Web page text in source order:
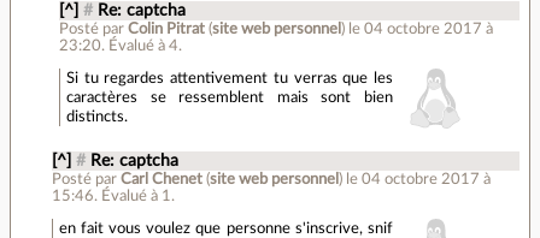
[^] # Re: captcha
Posté par Colin Pitrat(site web personnel ) le 04 octobre 2017 à
23:20. Évalué à 4.
Si tu regardes attentivement tu verras que les
caractères se ressemblent mais sont bien
distincts.
[^] # Re: captcha
Posté par Carl Chenet(site web personnel ) le 04 octobre 2017 à
15:46. Évalué à 1 .
en fait vous voulez que personne s'inscrive, snif